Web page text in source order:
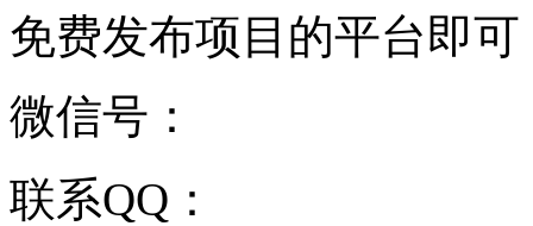
免费发布项目的平台即可
微信号：
联系QQ：